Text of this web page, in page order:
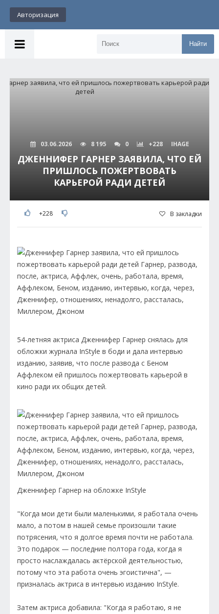
Авторизация
Найти
03.06.2026 8 195 0 +228 IHAGE
ДЖЕННИФЕР ГАРНЕР ЗАЯВИЛА, ЧТО ЕЙ
ПРИШЛОСЬ ПОЖЕРТВОВАТЬ
КАРЬЕРОЙ РАДИ ДЕТЕЙ
+228 В закладки
54-летняя актриса Дженнифер Гарнер снялась для
обложки журнала InStyle в боди и дала интервью
изданию, заявив, что после развода с Беном
Аффлеком ей пришлось пожертвовать карьерой в
кино ради их общих детей.
Дженнифер Гарнер на обложке InStyle
"Когда мои дети были маленькими, я работала очень
мало, а потом в нашей семье произошли такие
потрясения, что я долгое время почти не работала.
Это подарок — последние полтора года, когда я
просто наслаждалась актёрской деятельностью,
потому что эта работа очень эгоистична", —
призналась актриса в интервью изданию InStyle.
Затем актриса добавила: "Когда я работаю, я не